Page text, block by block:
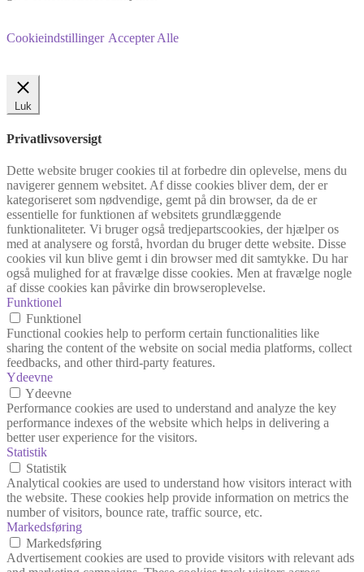
Cookieindstillinger Accepter Alle
Luk
Privatlivsoversigt
Dette website bruger cookies til at forbedre din oplevelse, mens du
navigerer gennem websitet. Af disse cookies bliver dem, der er
kategoriseret som nødvendige, gemt på din browser, da de er
essentielle for funktionen af websitets grundlæggende
funktionaliteter. Vi bruger også tredjepartscookies, der hjælper os
med at analysere og forstå, hvordan du bruger dette website. Disse
cookies vil kun blive gemt i din browser med dit samtykke. Du har
også mulighed for at fravælge disse cookies. Men at fravælge nogle
af disse cookies kan påvirke din browseroplevelse.
Funktionel
Funktionel
Functional cookies help to perform certain functionalities like
sharing the content of the website on social media platforms, collect
feedbacks, and other third-party features.
Ydeevne
Ydeevne
Performance cookies are used to understand and analyze the key
performance indexes of the website which helps in delivering a
better user experience for the visitors.
Statistik
Statistik
Analytical cookies are used to understand how visitors interact with
the website. These cookies help provide information on metrics the
number of visitors, bounce rate, traffic source, etc.
Markedsføring
Markedsføring
Advertisement cookies are used to provide visitors with relevant ads